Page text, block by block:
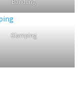
Bandung
Glamping